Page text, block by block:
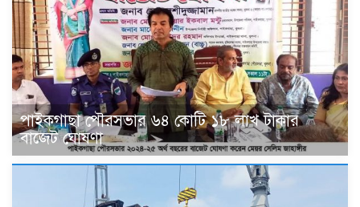
পাইকগাছা পৌরসভার ৬৪ কোটি ১৮ লাখ টাকার
বাজেট ঘোষণা